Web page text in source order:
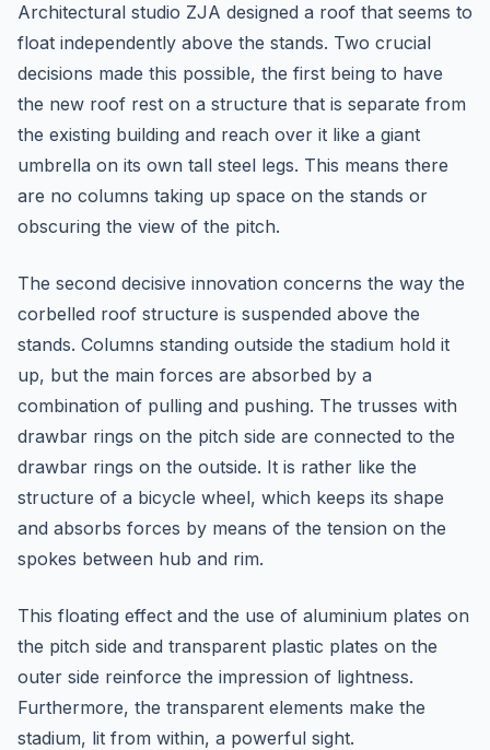
Architectural studio ZJA designed a roof that seems to
float independently above the stands. Two crucial
decisions made this possible, the first being to have
the new roof rest on a structure that is separate from
the existing building and reach over it like a giant
umbrella on its own tall steel legs. This means there
are no columns taking up space on the stands or
obscuring the view of the pitch.
The second decisive innovation concerns the way the
corbelled roof structure is suspended above the
stands. Columns standing outside the stadium hold it
up, but the main forces are absorbed by a
combination of pulling and pushing. The trusses with
drawbar rings on the pitch side are connected to the
drawbar rings on the outside. It is rather like the
structure of a bicycle wheel, which keeps its shape
and absorbs forces by means of the tension on the
spokes between hub and rim.
This floating effect and the use of aluminium plates on
the pitch side and transparent plastic plates on the
outer side reinforce the impression of lightness.
Furthermore, the transparent elements make the
stadium, lit from within, a powerful sight.